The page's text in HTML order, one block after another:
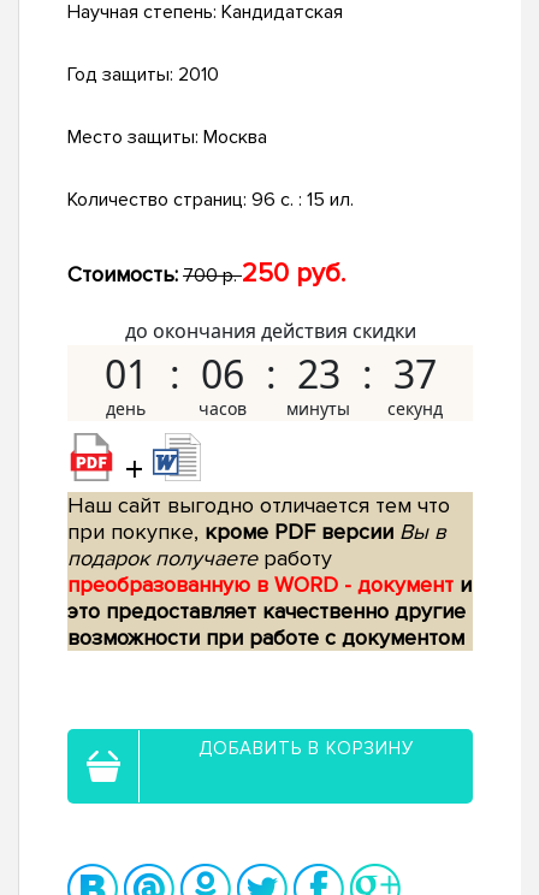
Научная степень: Кандидатская
Год защиты: 2010
Место защиты: Москва
Количество страниц: 96 с. : 15 ил.
Стоимость: 700 р.250 руб.
до окончания действия скидки
01 06 23 36
+
Наш сайт выгодно отличается тем что
при покупке, кроме PDF версии Вы в
подарок получаетеработу
преобразованную в WORD - документ и
это предоставляет качественно другие
возможности при работе с документом
ДОБАВИТЬ В КОРЗИНУ